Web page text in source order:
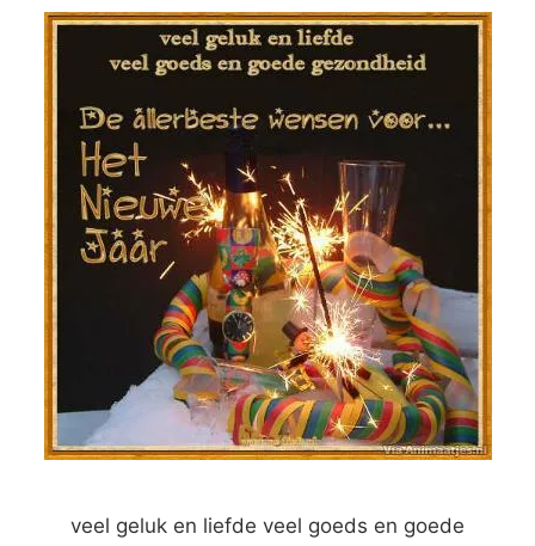
veel geluk en liefde veel goeds en goede